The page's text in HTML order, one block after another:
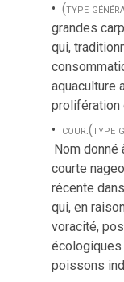
(type
grandes
qui,
aquaculture
prolifération
cour.(type
Nom
courte
récente
qui, en
voracité,
écologiques
poissons